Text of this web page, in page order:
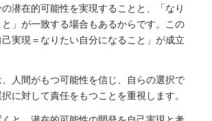
潜在的可能性を実現することと、「なり
」が一致する場合もあるからです。この
実現＝なりたい自分になること」が成立
人間がもつ可能性を信じ、自らの選択で
に対して責任をもつことを重視します。